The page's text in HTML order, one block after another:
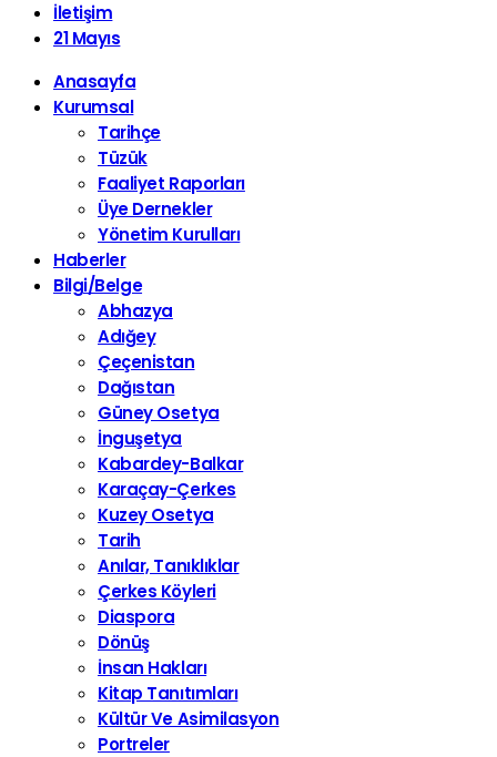
İletişim
21 Mayıs
Anasayfa
Kurumsal
Tarihçe
Tüzük
Faaliyet Raporları
Üye Dernekler
Yönetim Kurulları
Haberler
Bilgi/Belge
Abhazya
Adığey
Çeçenistan
Dağıstan
Güney Osetya
İnguşetya
Kabardey-Balkar
Karaçay-Çerkes
Kuzey Osetya
Tarih
Anılar, Tanıklıklar
Çerkes Köyleri
Diaspora
Dönüş
İnsan Hakları
Kitap Tanıtımları
Kültür Ve Asimilasyon
Portreler